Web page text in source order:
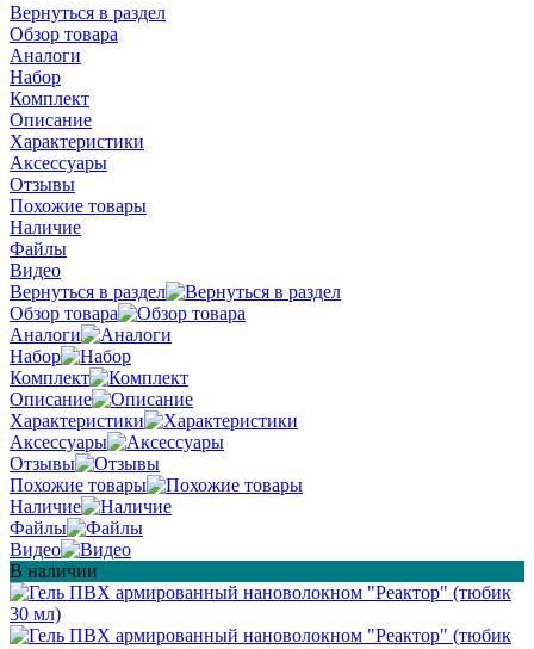
Вернуться в раздел
Обзор товара
Аналоги
Набор
Комплект
Описание
Характеристики
Аксессуары
Отзывы
Похожие товары
Наличие
Файлы
Видео
Вернуться в раздел
Обзор товара
Аналоги
Набор
Комплект
Описание
Характеристики
Аксессуары
Отзывы
Похожие товары
Наличие
Файлы
Видео
В наличии